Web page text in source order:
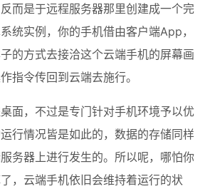
而是于远程服务器那里创建成一个完
统实例，你的手机借由客户端App，
的方式去接洽这个云端手机的屏幕画
指令传回到云端去施行。
面，不过是专门针对手机环境予以优
行情况皆是如此的，数据的存储同样
务器上进行发生的。所以呢，哪怕你
，云端手机依旧会维持着运行的状